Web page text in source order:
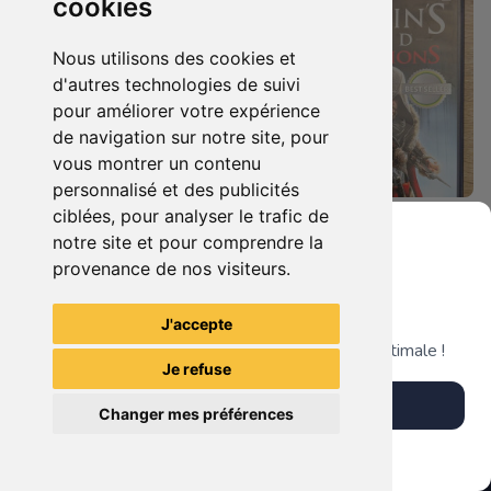
cookies
Nous utilisons des cookies et
d'autres technologies de suivi
pour améliorer votre expérience
de navigation sur notre site, pour
vous montrer un contenu
personnalisé et des publicités
ciblées, pour analyser le trafic de
notre site et pour comprendre la
provenance de nos visiteurs.
J'accepte
Je refuse
Changer mes préférences
9.90 € 0
Bayonetta Xbox 360
4.90 €
TheGamingR83
Grenier du Geek
Télécharge notre app pour une expérience optimale !
Télécharger l'app